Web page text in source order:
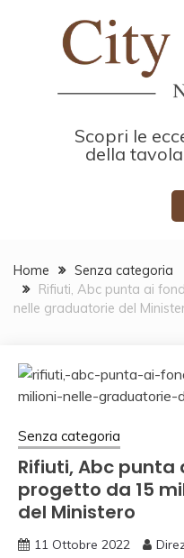
Scopri le
della
Home
Senza categoria
Rifiuti, Abc punta ai
nelle graduatorie del
Senza categoria
Rifiuti, Abc punta
progetto da 15
del Ministero
11 Ottobre 2022